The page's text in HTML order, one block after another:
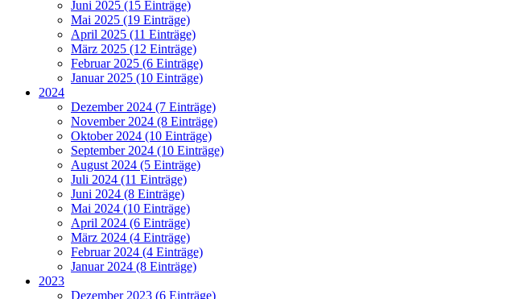
Juni 2025 (15 Einträge)
Mai 2025 (19 Einträge)
April 2025 (11 Einträge)
März 2025 (12 Einträge)
Februar 2025 (6 Einträge)
Januar 2025 (10 Einträge)
2024
Dezember 2024 (7 Einträge)
November 2024 (8 Einträge)
Oktober 2024 (10 Einträge)
September 2024 (10 Einträge)
August 2024 (5 Einträge)
Juli 2024 (11 Einträge)
Juni 2024 (8 Einträge)
Mai 2024 (10 Einträge)
April 2024 (6 Einträge)
März 2024 (4 Einträge)
Februar 2024 (4 Einträge)
Januar 2024 (8 Einträge)
2023
Dezember 2023 (6 Einträge)